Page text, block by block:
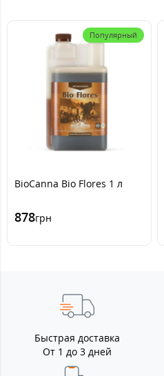
Популярный
BioCanna Bio Flores 1 л
878грн
Быстрая доставка
От 1 до 3 дней